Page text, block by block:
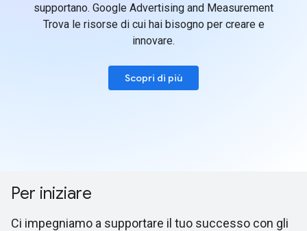
supportano. Google Advertising and Measurement
Trova le risorse di cui hai bisogno per creare e
innovare.
Scopri di più
Per iniziare
Ci impegniamo a supportare il tuo successo con gli